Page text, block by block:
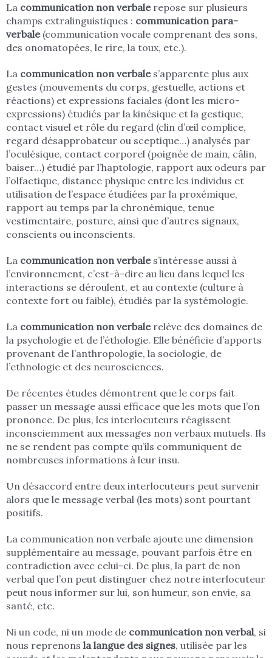
La communication non verbalerepose sur plusieurs
champs extralinguistiques : communication para-
verbale(communication vocale comprenant des sons,
des onomatopées, le rire, la toux, etc.).
La communication non verbale s’apparente plus aux
gestes (mouvements du corps, gestuelle, actions et
réactions) et expressions faciales (dont les micro-
expressions) étudiés par la kinésique et la gestique,
contact visuel et rôle du regard (clin d’œil complice,
regard désapprobateur ou sceptique…) analysés par
l’oculésique, contact corporel (poignée de main, câlin,
baiser…) étudié par l’haptologie, rapport aux odeurs par
l’olfactique, distance physique entre les individus et
utilisation de l’espace étudiées par la proxémique,
rapport au temps par la chronémique, tenue
vestimentaire, posture, ainsi que d’autres signaux,
conscients ou inconscients.
La communication non verbales’intéresse aussi à
l’environnement, c’est-à-dire au lieu dans lequel les
interactions se déroulent, et au contexte (culture à
contexte fort ou faible), étudiés par la systémologie.
La communication non verbalerelève des domaines de
la psychologie et de l’éthologie. Elle bénéficie d’apports
provenant de l’anthropologie, la sociologie, de
l’ethnologie et des neurosciences.
De récentes études démontrent que le corps fait
passer un message aussi efficace que les mots que l’on
prononce. De plus, les interlocuteurs réagissent
inconsciemment aux messages non verbaux mutuels. Ils
ne se rendent pas compte qu’ils communiquent de
nombreuses informations à leur insu.
Un désaccord entre deux interlocuteurs peut survenir
alors que le message verbal (les mots) sont pourtant
positifs.
La communication non verbale ajoute une dimension
supplémentaire au message, pouvant parfois être en
contradiction avec celui-ci. De plus, la part de non
verbal que l’on peut distinguer chez notre interlocuteur
peut nous informer sur lui, son humeur, son envie, sa
santé, etc.
Ni un code, ni un mode de communication non verbal, si
nous reprenons la langue des signes, utilisée par les